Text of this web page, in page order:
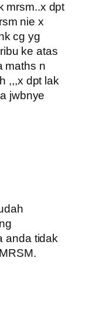
mrsm..x dpt
nie x
cg yg
ke atas
maths n
,,,x dpt lak
jwbnye
anda tidak